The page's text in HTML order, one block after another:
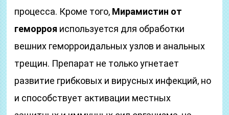
процесса. Кроме того, Мирамистин от
геморроя используется для обработки
вешних геморроидальных узлов и анальных
трещин. Препарат не только угнетает
развитие грибковых и вирусных инфекций, но
и способствует активации местных